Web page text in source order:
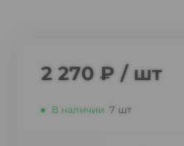
2 270 ₽ / шт
В наличии 7 шт